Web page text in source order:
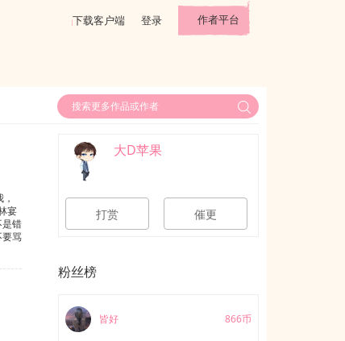
下载客户端 登录 作者平台
宴
是错
要骂
磨
大D苹果
打赏 催更
粉丝榜
皆好 866币